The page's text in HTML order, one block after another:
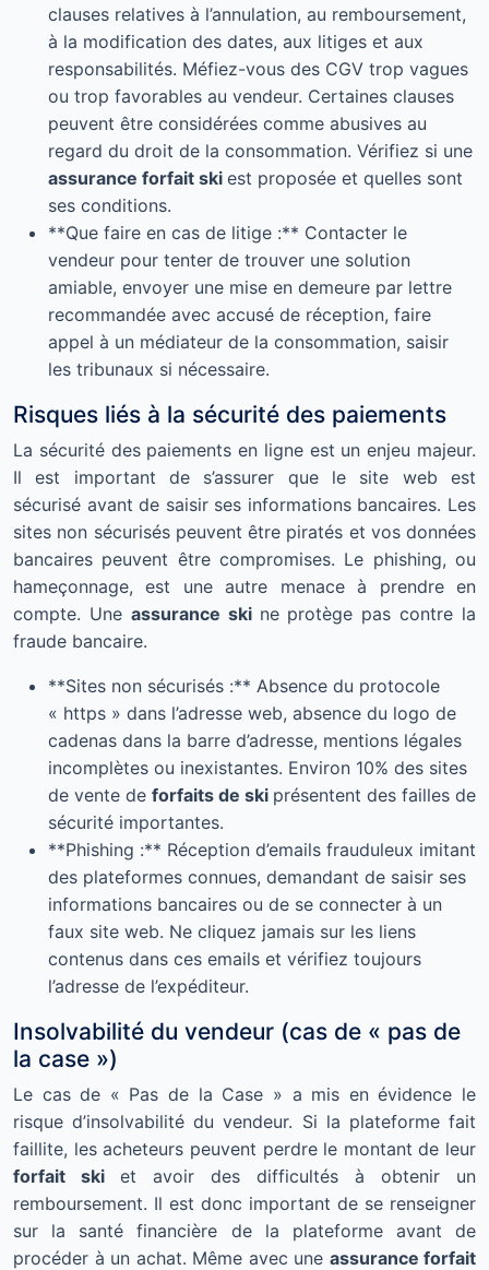
clauses relatives à l’annulation, au remboursement,
à la modification des dates, aux litiges et aux
responsabilités. Méfiez-vous des CGV trop vagues
ou trop favorables au vendeur. Certaines clauses
peuvent être considérées comme abusives au
regard du droit de la consommation. Vérifiez si une
assurance forfait ski est proposée et quelles sont
ses conditions.
**Que faire en cas de litige :** Contacter le
vendeur pour tenter de trouver une solution
amiable, envoyer une mise en demeure par lettre
recommandée avec accusé de réception, faire
appel à un médiateur de la consommation, saisir
les tribunaux si nécessaire.
Risques liés à la sécurité des paiements
La sécurité des paiements en ligne est un enjeu majeur.
Il est important de s’assurer que le site web est
sécurisé avant de saisir ses informations bancaires. Les
sites non sécurisés peuvent être piratés et vos données
bancaires peuvent être compromises. Le phishing, ou
hameçonnage, est une autre menace à prendre en
compte. Une assurance ski ne protège pas contre la
fraude bancaire.
**Sites non sécurisés :** Absence du protocole
« https » dans l’adresse web, absence du logo de
cadenas dans la barre d’adresse, mentions légales
incomplètes ou inexistantes. Environ 10% des sites
de vente de forfaits de ski présentent des failles de
sécurité importantes.
**Phishing :** Réception d’emails frauduleux imitant
des plateformes connues, demandant de saisir ses
informations bancaires ou de se connecter à un
faux site web. Ne cliquez jamais sur les liens
contenus dans ces emails et vérifiez toujours
l’adresse de l’expéditeur.
Insolvabilité du vendeur (cas de « pas de
la case »)
Le cas de « Pas de la Case » a mis en évidence le
risque d’insolvabilité du vendeur. Si la plateforme fait
faillite, les acheteurs peuvent perdre le montant de leur
forfait ski et avoir des difficultés à obtenir un
remboursement. Il est donc important de se renseigner
sur la santé financière de la plateforme avant de
procéder à un achat. Même avec une assurance forfait